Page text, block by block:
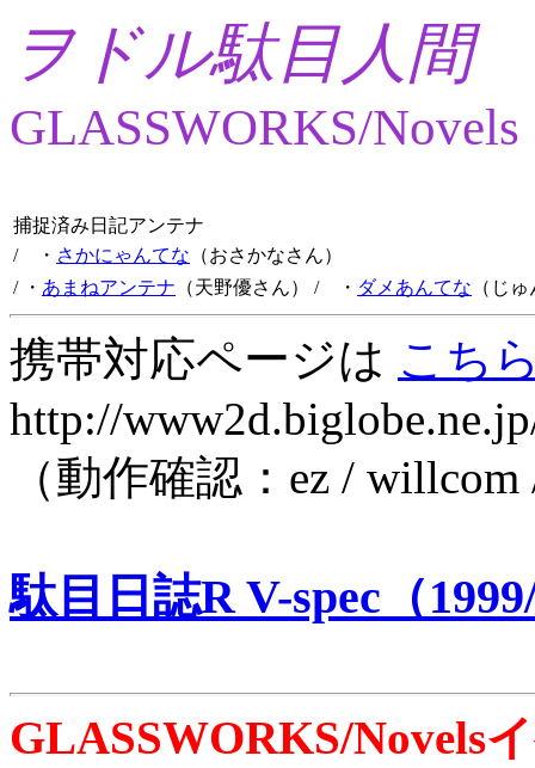
ヲドル駄目人間
GLASSWORKS/Novels
捕捉済み日記アンテナ
/ ・ さかにゃんてな （おさかなさん）
/ ・ あまねアンテナ （天野優さん） / ・ ダメあんてな （じ
携帯対応ページは こち
http://
（動作確認：ez /
駄目日誌R V-spec（
GLASSWORKS/Novels